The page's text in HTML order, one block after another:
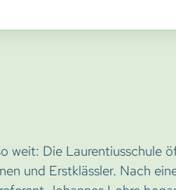
weit: Die Laurentiusschule
und Erstklässler. Nach